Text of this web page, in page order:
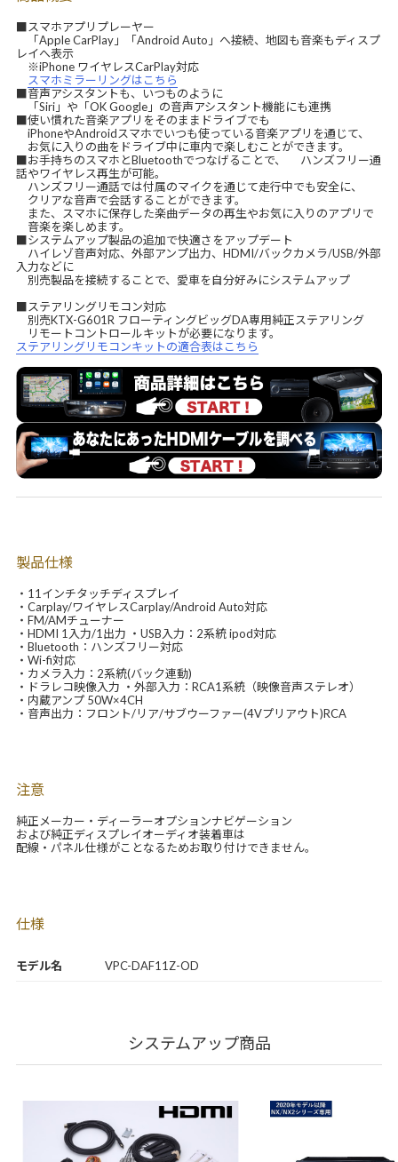
モデル名 VPC-DAF11Z-OD
■スマホアプリプレーヤー
「Apple CarPlay」「Android Auto」へ接続、地図も音楽もディスプ
レイへ表示
※iPhone ワイヤレスCarPlay対応
スマホミラーリングはこちら
■音声アシスタントも、いつものように
「Siri」や「OK Google」の音声アシスタント機能にも連携
■使い慣れた音楽アプリをそのままドライブでも
iPhoneやAndroidスマホでいつも使っている音楽アプリを通じて、
お気に入りの曲をドライブ中に車内で楽しむことができます。
■お手持ちのスマホとBluetoothでつなげることで、 ハンズフリー通
話やワイヤレス再生が可能。
ハンズフリー通話では付属のマイクを通じて走行中でも安全に、
クリアな音声で会話することができます。
また、スマホに保存した楽曲データの再生やお気に入りのアプリで
音楽を楽しめます。
■システムアップ製品の追加で快適さをアップデート
ハイレゾ音声対応、外部アンプ出力、HDMI/バックカメラ/USB/外部
入力などに
別売製品を接続することで、愛車を自分好みにシステムアップ
■ステアリングリモコン対応
別売KTX-G601R フローティングビッグDA専用純正ステアリング
リモートコントロールキットが必要になります。
ステアリングリモコンキットの適合表はこちら
製品仕様
・11インチタッチディスプレイ
・Carplay/ワイヤレスCarplay/Android Auto対応
・FM/AMチューナー
・HDMI 1入力/1出力 ・USB入力：2系統 ipod対応
・Bluetooth：ハンズフリー対応
・Wi-fi対応
・カメラ入力：2系統(バック連動)
・ドラレコ映像入力 ・外部入力：RCA1系統（映像音声ステレオ）
・内蔵アンプ 50W×4CH
・音声出力：フロント/リア/サブウーファー(4Vプリアウト)RCA
注意
純正メーカー・ディーラーオプションナビゲーション
および純正ディスプレイオーディオ装着車は
配線・パネル仕様がことなるためお取り付けできません。
仕様
システムアップ商品